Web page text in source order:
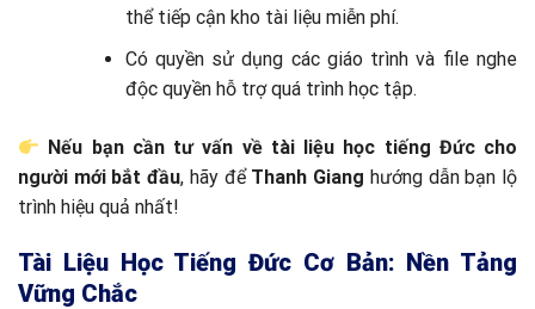
thể tiếp cận kho tài liệu miễn phí.
Có quyền sử dụng các giáo trình và file nghe
độc quyền hỗ trợ quá trình học tập.
Nếu bạn cần tư vấn về tài liệu học tiếng Đức cho
người mới bắt đầu, hãy để Thanh Giang hướng dẫn bạn lộ
trình hiệu quả nhất!
Tài Liệu Học Tiếng Đức Cơ Bản: Nền Tảng
Vững Chắc